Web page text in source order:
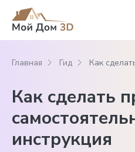
Главная Гид Как
Как сделать
инструкция